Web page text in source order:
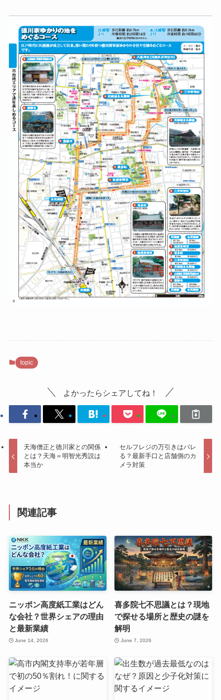
topic
よかったらシェアしてね！
天海僧正と徳川家との関係
とは？天海＝明智光秀説は
本当か
セルフレジの万引きはバレ
る？最新手口と店舗側のカ
メラ対策
関連記事
ニッポン高度紙工業はどん
な会社？世界シェアの理由
と最新業績
June 14, 2026
喜多院七不思議とは？現地
で探せる場所と歴史の謎を
解明
June 7, 2026